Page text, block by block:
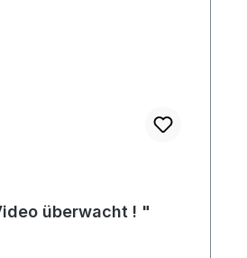
überwacht ! "